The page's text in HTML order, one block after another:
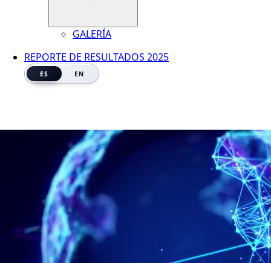
GALERÍA
REPORTE DE RESULTADOS 2025
ES EN